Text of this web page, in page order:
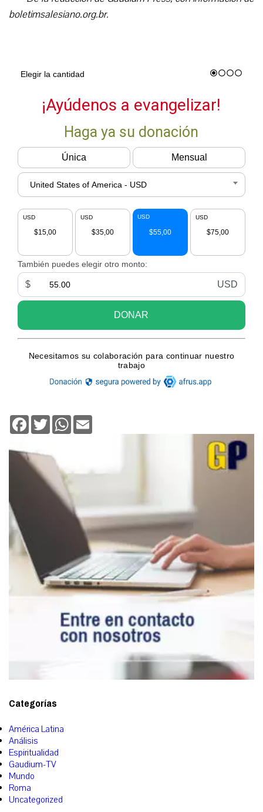
boletimsalesiano.org.br.
Facebook
TwitterWhatsApp
Categorías
América Latina
Análisis
Espiritualidad
Gaudium-TV
Mundo
Roma
Uncategorized